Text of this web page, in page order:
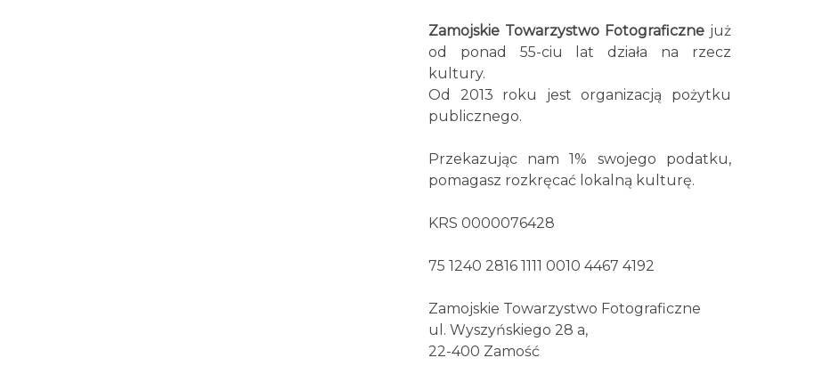
Zamojskie Towarzystwo Fotograficzne już
od ponad 55-ciu lat działa na rzecz
kultury.
Od 2013 roku jest organizacją pożytku
publicznego.
Przekazując nam 1% swojego podatku,
pomagasz rozkręcać lokalną kulturę.
KRS 0000076428
75 1240 2816 1111 0010 4467 4192
Zamojskie Towarzystwo Fotograficzne
ul. Wyszyńskiego 28 a,
22-400 Zamość